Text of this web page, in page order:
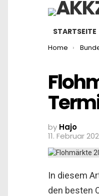
STARTSEITE
You are here:
Home
by Hajo
11. Februar
In diesem
den besten